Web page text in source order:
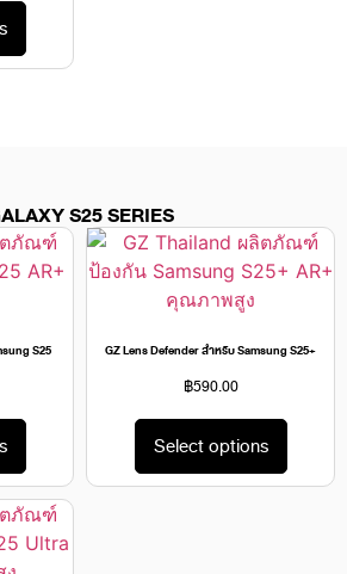
S25 SERIES
S25 GZ Lens Defender สำหรับ Samsung S25+
฿590.00
Select options